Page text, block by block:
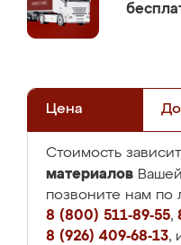
Цена
Стоимость
материалов
позвоните нам
8 (800) 511-89-55,
8 (926) 409-68-13,